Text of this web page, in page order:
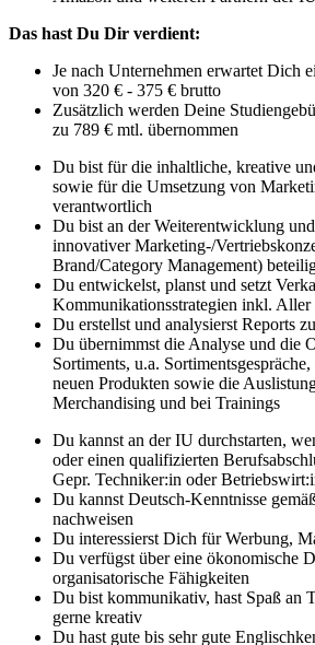
Das hast Du Dir verdient:
Je nach Unternehmen erwartet Dich
von 320 € - 375 € brutto
Zusätzlich werden Deine
zu 789 € mtl. übernommen
Du bist für die inhaltliche, kreative
sowie für die Umsetzung von
verantwortlich
Du bist an der Weiterentwicklung
innovativer Marketing-/
Brand/Category Management)
Du entwickelst, planst und setzt
Kommunikationsstrategien inkl.
Du erstellst und analysierst Reports
Du übernimmst die Analyse und die
Sortiments, u.a.
neuen Produkten sowie die
Merchandising und bei Trainings
Du kannst an der IU durchstarten,
oder einen qualifizierten
Gepr. Techniker:in oder
Du kannst Deutsch-Kenntnisse
nachweisen
Du interessierst Dich für Werbung,
Du verfügst über eine ökonomische
organisatorische Fähigkeiten
Du bist kommunikativ, hast Spaß an
gerne kreativ
Du hast gute bis sehr gute